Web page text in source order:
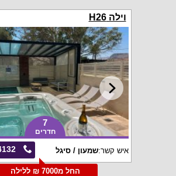
וילה H26
7
חדרים
איש קשר:שמעון / סיגל
החל מ7000 ₪ ללילה